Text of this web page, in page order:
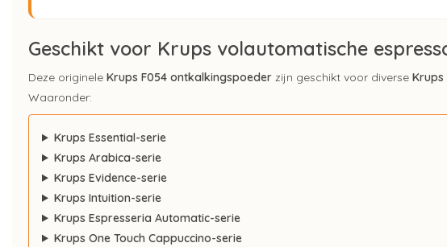
Geschikt voor Krups volautomatische
Deze originele Krups F054 ontkalkingspoeder zijn geschikt voor diverse Krups
Waaronder:
Krups Essential-serie
Krups Arabica-serie
Krups Evidence-serie
Krups Intuition-serie
Krups Espresseria Automatic-serie
Krups One Touch Cappuccino-serie